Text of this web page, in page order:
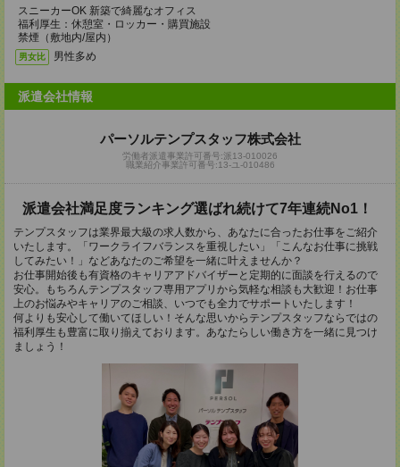
スニーカーOK 新築で綺麗なオフィス
福利厚生：休憩室・ロッカー・購買施設
禁煙（敷地内/屋内）
男女比 男性多め
派遣会社情報
パーソルテンプスタッフ株式会社
労働者派遣事業許可番号:派13-010026
職業紹介事業許可番号:13-ユ-010486
派遣会社満足度ランキング選ばれ続けて7年連続No1！
テンプスタッフは業界最大級の求人数から、あなたに合ったお仕事をご紹介
いたします。「ワークライフバランスを重視したい」「こんなお仕事に挑戦
してみたい！」などあなたのご希望を一緒に叶えませんか？
お仕事開始後も有資格のキャリアアドバイザーと定期的に面談を行えるので
安心。もちろんテンプスタッフ専用アプリから気軽な相談も大歓迎！お仕事
上のお悩みやキャリアのご相談、いつでも全力でサポートいたします！
何よりも安心して働いてほしい！そんな思いからテンプスタッフならではの
福利厚生も豊富に取り揃えております。あなたらしい働き方を一緒に見つけ
ましょう！